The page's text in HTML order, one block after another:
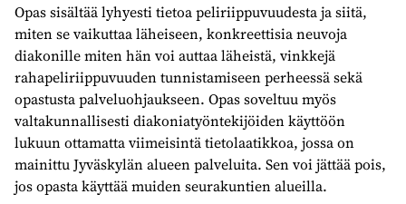
Opas sisältää lyhyesti tietoa peliriippuvuudesta ja siitä,
miten se vaikuttaa läheiseen, konkreettisia neuvoja
diakonille miten hän voi auttaa läheistä, vinkkejä
rahapeliriippuvuuden tunnistamiseen perheessä sekä
opastusta palveluohjaukseen. Opas soveltuu myös
valtakunnallisesti diakoniatyöntekijöiden käyttöön
lukuun ottamatta viimeisintä tietolaatikkoa, jossa on
mainittu Jyväskylän alueen palveluita. Sen voi jättää pois,
jos opasta käyttää muiden seurakuntien alueilla.